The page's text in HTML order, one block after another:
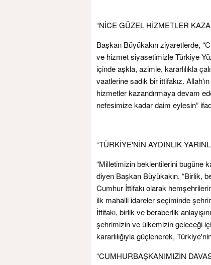
“NİCE GÜZEL HİZMETLER
Başkan Büyükakın ziyaretlerde,
ve hizmet siyasetimizle Türkiye
içinde aşkla, azimle, kararlılıkla
vaatlerine sadık bir ittifakız.
hizmetler kazandırmaya devam
nefesimize kadar daim eylesin”
“TÜRKİYE'NİN AYDINLIK
“Milletimizin beklentilerini bugüne
diyen Başkan Büyükakın, “Birlik,
Cumhur İttifakı olarak
ilk mahalli idareler seçiminde
İttifakı, birlik ve beraberlik
şehrimizin ve ülkemizin geleceği
kararlılığıyla güçlenerek,
“CUMHURBAŞKANIMIZIN